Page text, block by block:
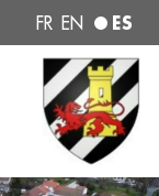
FR EN ES